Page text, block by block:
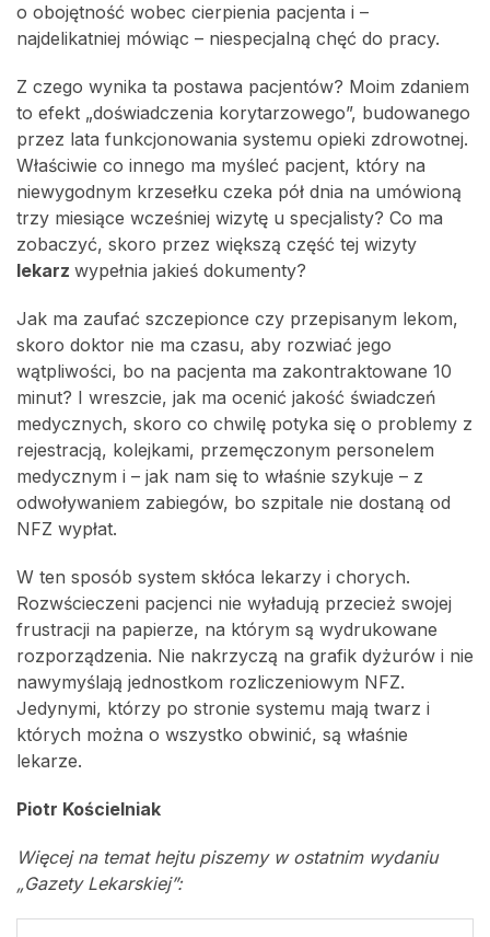
o obojętność wobec cierpienia pacjenta i –
najdelikatniej mówiąc – niespecjalną chęć do pracy.
Z czego wynika ta postawa pacjentów? Moim zdaniem
to efekt „doświadczenia korytarzowego”, budowanego
przez lata funkcjonowania systemu opieki zdrowotnej.
Właściwie co innego ma myśleć pacjent, który na
niewygodnym krzesełku czeka pół dnia na umówioną
trzy miesiące wcześniej wizytę u specjalisty? Co ma
zobaczyć, skoro przez większą część tej wizyty
lekarz wypełnia jakieś dokumenty?
Jak ma zaufać szczepionce czy przepisanym lekom,
skoro doktor nie ma czasu, aby rozwiać jego
wątpliwości, bo na pacjenta ma zakontraktowane 10
minut? I wreszcie, jak ma ocenić jakość świadczeń
medycznych, skoro co chwilę potyka się o problemy z
rejestracją, kolejkami, przemęczonym personelem
medycznym i – jak nam się to właśnie szykuje – z
odwoływaniem zabiegów, bo szpitale nie dostaną od
NFZ wypłat.
W ten sposób system skłóca lekarzy i chorych.
Rozwścieczeni pacjenci nie wyładują przecież swojej
frustracji na papierze, na którym są wydrukowane
rozporządzenia. Nie nakrzyczą na grafik dyżurów i nie
nawymyślają jednostkom rozliczeniowym NFZ.
Jedynymi, którzy po stronie systemu mają twarz i
których można o wszystko obwinić, są właśnie
lekarze.
Piotr Kościelniak
Więcej na temat hejtu piszemy w ostatnim wydaniu
„Gazety Lekarskiej”: